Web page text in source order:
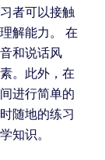
者可以接触
解能力。 在
和说话风
。此外，在
进行简单的
随地的练习
知识。